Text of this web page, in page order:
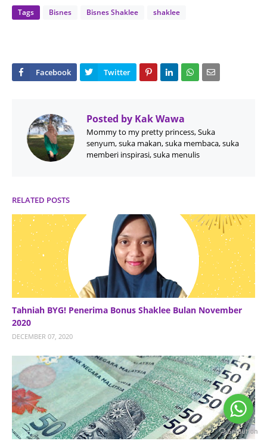
Tags Bisnes Bisnes Shaklee shaklee
Posted by Kak Wawa
Mommy to my pretty princess, Suka
senyum, suka makan, suka membaca, suka
memberi inspirasi, suka menulis
RELATED POSTS
Tahniah BYG! Penerima Bonus Shaklee Bulan November
2020
DECEMBER 07, 2020